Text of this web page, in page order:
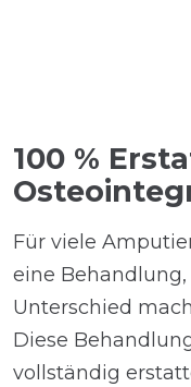
100 %
Für viele
eine
Unterschied
Diese
vollständig